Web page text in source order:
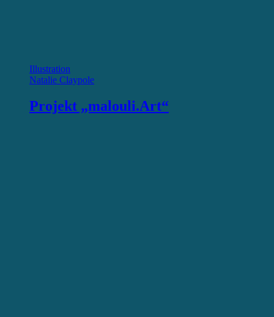
Illustration
Natalie Claypole
Projekt „malouli.Art“